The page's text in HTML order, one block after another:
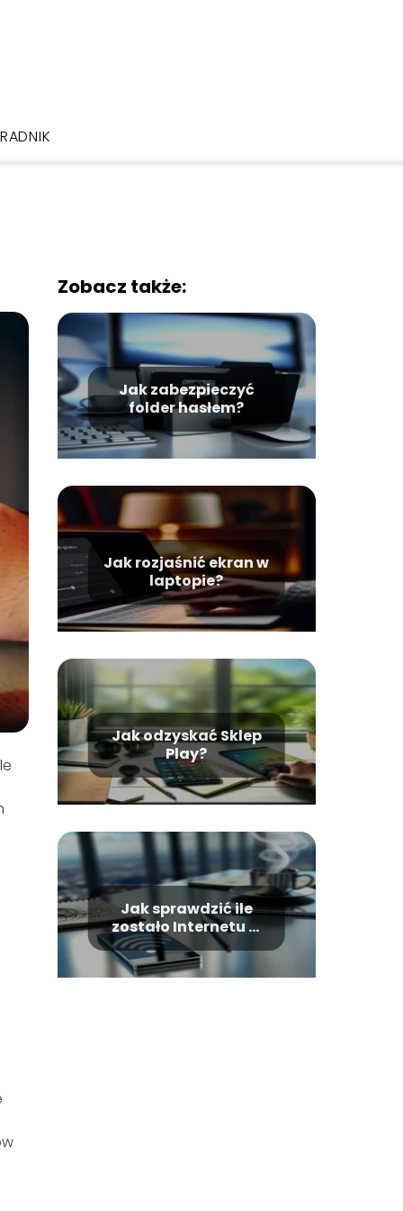
Zobacz także:
Jak zabezpieczyć
folder hasłem?
Jak rozjaśnić ekran w
laptopie?
Jak odzyskać Sklep
Play?
Jak sprawdzić ile
zostało Internetu w
sieci Plus?